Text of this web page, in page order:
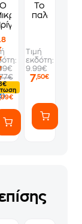
Ο
,99€
Το
Τιμή
εκδότη:
9.99€
7,50€